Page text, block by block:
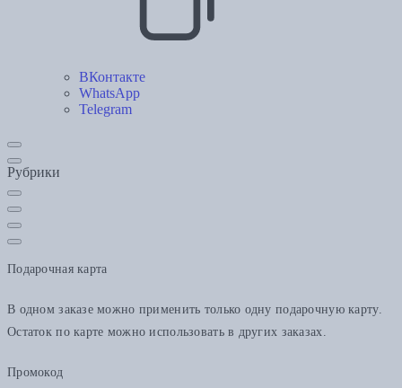
ВКонтакте
WhatsApp
Telegram
Рубрики
Подарочная карта
В одном заказе можно применить только одну подарочную карту.
Остаток по карте можно использовать в других заказах.
Промокод